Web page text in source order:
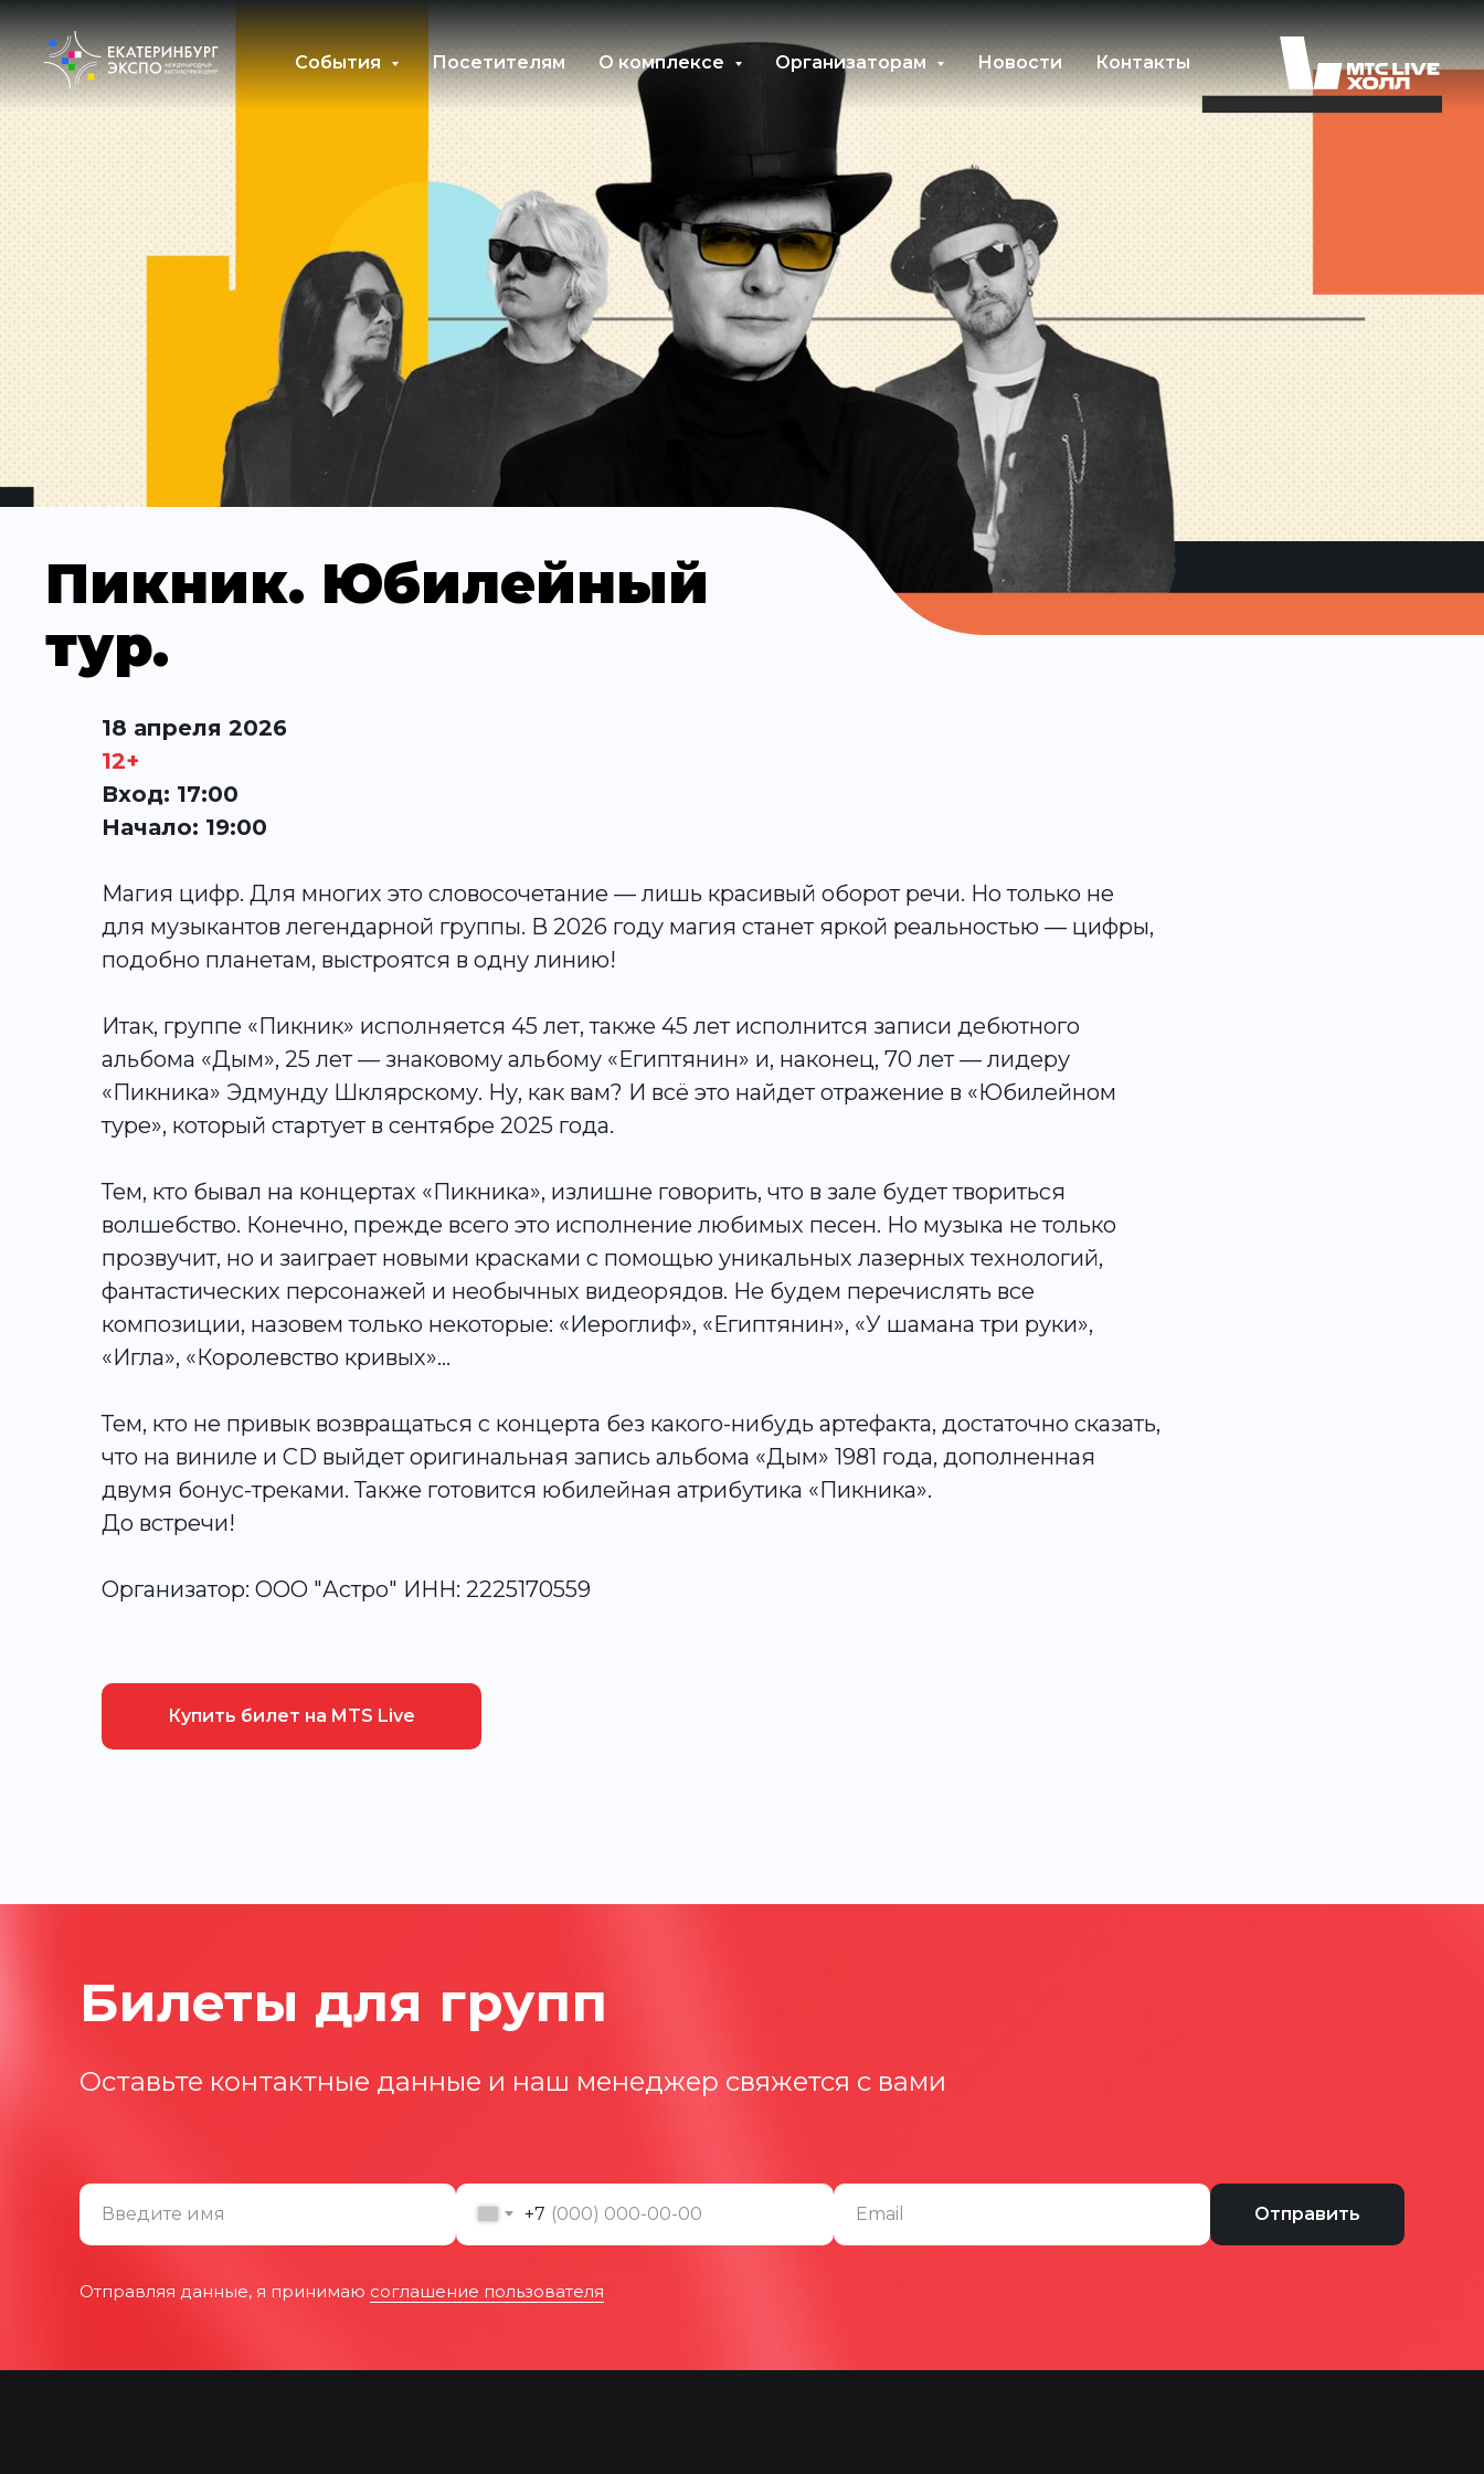
События Посетителям О комплексе Организаторам Новости Контакты
Пикник. Юбилейный
тур.
18 апреля 2026
12+
Вход: 17:00
Начало: 19:00
Магия цифр. Для многих это словосочетание — лишь красивый оборот речи. Но только не
для музыкантов легендарной группы. В 2026 году магия станет яркой реальностью — цифры,
подобно планетам, выстроятся в одну линию!
Итак, группе «Пикник» исполняется 45 лет, также 45 лет исполнится записи дебютного
альбома «Дым», 25 лет — знаковому альбому «Египтянин» и, наконец, 70 лет — лидеру
«Пикника» Эдмунду Шклярскому. Ну, как вам? И всё это найдет отражение в «Юбилейном
туре», который стартует в сентябре 2025 года.
Тем, кто бывал на концертах «Пикника», излишне говорить, что в зале будет твориться
волшебство. Конечно, прежде всего это исполнение любимых песен. Но музыка не только
прозвучит, но и заиграет новыми красками с помощью уникальных лазерных технологий,
фантастических персонажей и необычных видеорядов. Не будем перечислять все
композиции, назовем только некоторые: «Иероглиф», «Египтянин», «У шамана три руки»,
«Игла», «Королевство кривых»…
Тем, кто не привык возвращаться с концерта без какого-нибудь артефакта, достаточно сказать,
что на виниле и CD выйдет оригинальная запись альбома «Дым» 1981 года, дополненная
двумя бонус-треками. Также готовится юбилейная атрибутика «Пикника».
До встречи!
Организатор: ООО "Астро" ИНН: 2225170559
Купить билет на MTS Live
Билеты для групп
Оставьте контактные данные и наш менеджер свяжется с вами
Введите имя +7 Email Отправить
Отправляя данные, я принимаю соглашение пользователя